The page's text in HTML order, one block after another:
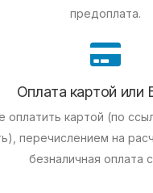
предоплата.
Оплата картой или
картой (по
перечислением на
безналичная оплата